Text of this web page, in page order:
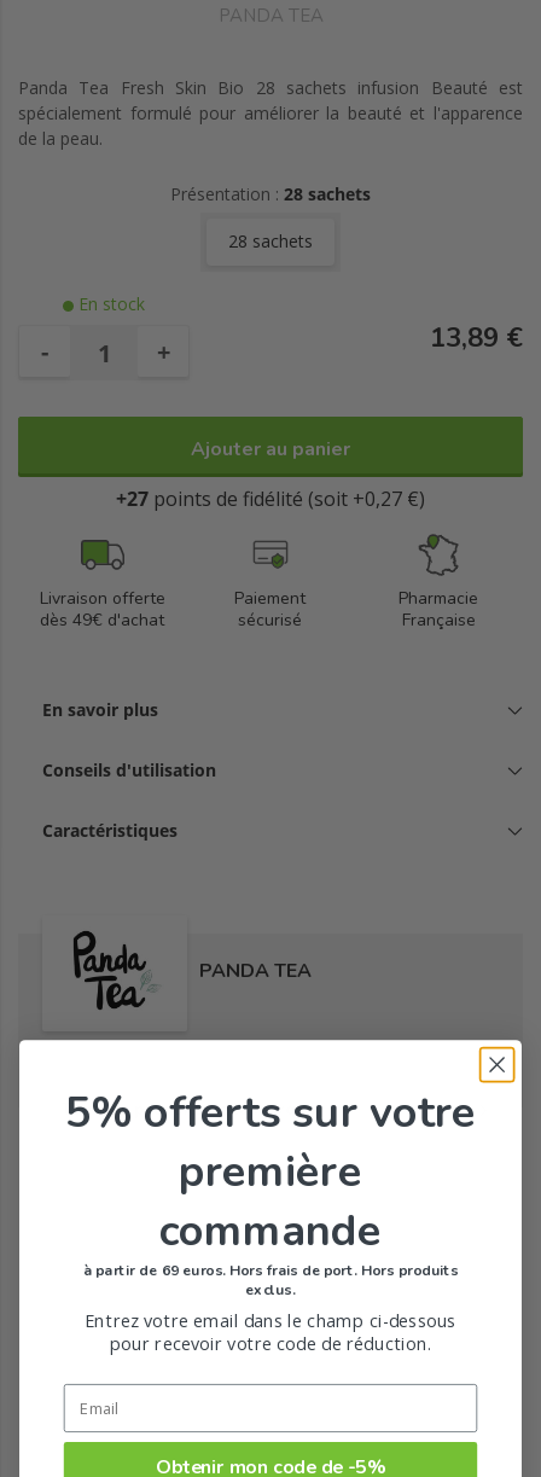
PANDA TEA
Panda Tea Fresh Skin Bio 28 sachets infusion Beauté est
spécialement formulé pour améliorer la beauté et l'apparence
de la peau.
Présentation : 28 sachets
28 sachets
En stock
- + 13,89 €
Ajouter au panier
+27 points de fidélité (soit +0,27 €)
Livraison offerte
dès 49€ d'achat
Paiement
sécurisé
Pharmacie
Française
En savoir plus
Conseils d'utilisation
Caractéristiques
PANDA TEA
Tous les produits de la marque
5% offerts sur votre
première
commande
à partir de 69 euros. Hors frais de port. Hors produits
exclus.
Entrez votre email dans le champ ci-dessous
pour recevoir votre code de réduction.
Obtenir mon code de -5%